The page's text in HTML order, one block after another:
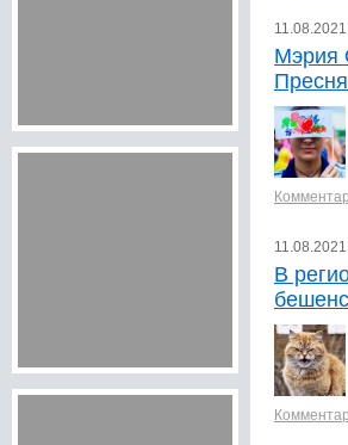
Мэрия
В